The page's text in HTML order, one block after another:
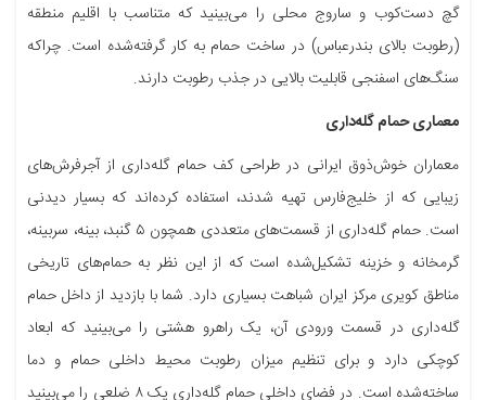
گچ دست‌کوب و ساروج محلی را می‌بینید که متناسب با اقلیم منطقه
(رطوبت بالای بندرعباس) در ساخت حمام به کار گرفته‌شده است. چراکه
سنگ‌های اسفنجی قابلیت بالایی در جذب رطوبت دارند.
معماری حمام گله‌داری
معماران خوش‌ذوق ایرانی در طراحی کف حمام گله‌داری از آجرفرش‌های
زیبایی که از خلیج‌فارس تهیه شدند، استفاده کرده‌اند که بسیار دیدنی
است. حمام گله‌داری از قسمت‌های متعددی همچون ۵ گنبد، بینه، سربینه،
گرمخانه و خزینه تشکیل‌شده است که از این نظر به حمام‌های تاریخی
مناطق کویری مرکز ایران شباهت بسیاری دارد. شما با بازدید از داخل حمام
گله‌داری در قسمت ورودی آن، یک راهرو هشتی را می‌بینید که ابعاد
کوچکی دارد و برای تنظیم میزان رطوبت محیط داخلی حمام و دما
ساخته‌شده است. در فضای داخلی حمام گله‌داری یک ۸ ضلعی را می‌بینید